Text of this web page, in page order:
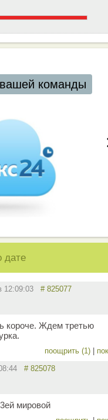
команды
дате
12:09:03 # 825077
короче. Ждем третью
поощрить (1)
# 825078
мировой